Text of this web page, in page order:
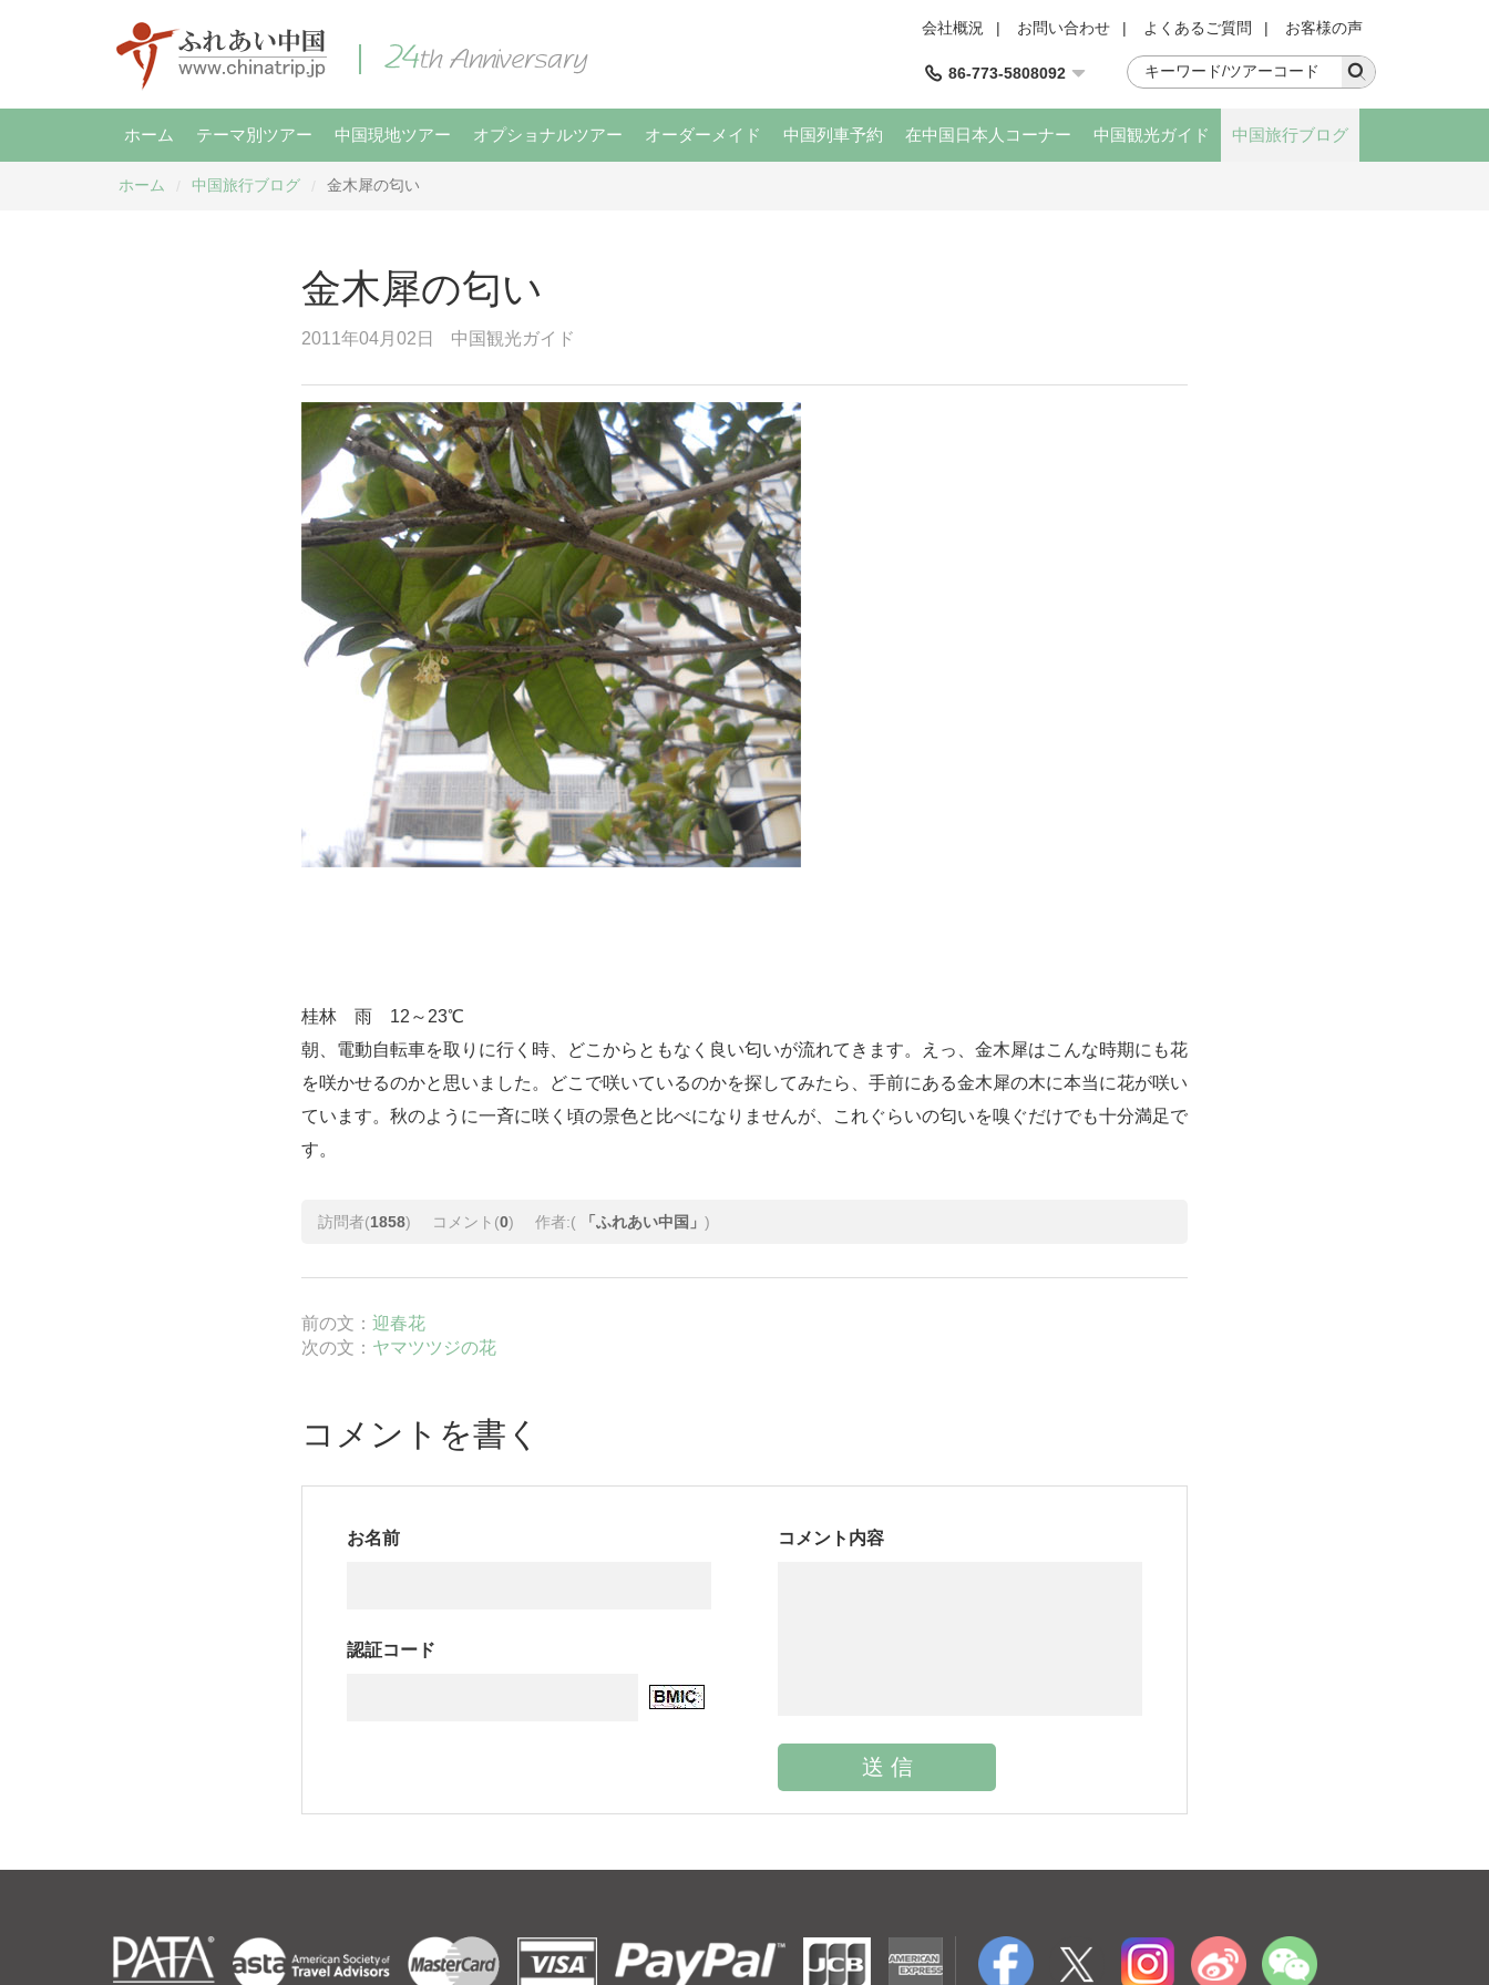
会社概況 | お問い合わせ | よくあるご質問 | お客様の声
86-773-5808092
ホーム テーマ別ツアー 中国現地ツアー オプショナルツアー オーダーメイド 中国列車予約 在中国日本人コーナー 中国観光ガイド 中国旅行ブログ
ホーム 中国旅行ブログ 金木犀の匂い
金木犀の匂い
2011年04月02日 中国観光ガイド
桂林 雨 12～23℃
朝、電動自転車を取りに行く時、どこからともなく良い匂いが流れてきます。えっ、金木犀はこんな時期にも花
を咲かせるのかと思いました。どこで咲いているのかを探してみたら、手前にある金木犀の木に本当に花が咲い
ています。秋のように一斉に咲く頃の景色と比べになりませんが、これぐらいの匂いを嗅ぐだけでも十分満足で
す。
訪問者(1858) コメント(0) 作者:( 「ふれあい中国」 )
前の文： 迎春花
次の文： ヤマツツジの花
コメントを書く
お名前
認証コード
コメント内容